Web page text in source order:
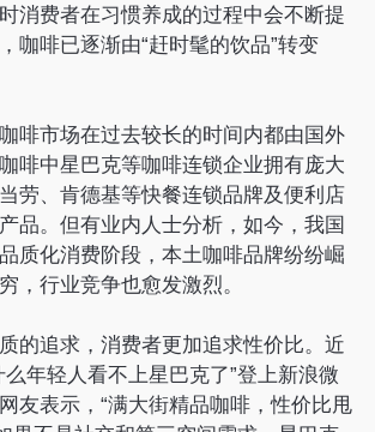
消费者在习惯养成的过程中会不断提
咖啡已逐渐由“赶时髦的饮品”转变
啡市场在过去较长的时间内都由国外
啡中星巴克等咖啡连锁企业拥有庞大
劳、肯德基等快餐连锁品牌及便利店
品。但有业内人士分析，如今，我国
质化消费阶段，本土咖啡品牌纷纷崛
，行业竞争也愈发激烈。
的追求，消费者更加追求性价比。近
么年轻人看不上星巴克了”登上新浪微
友表示，“满大街精品咖啡，性价比甩